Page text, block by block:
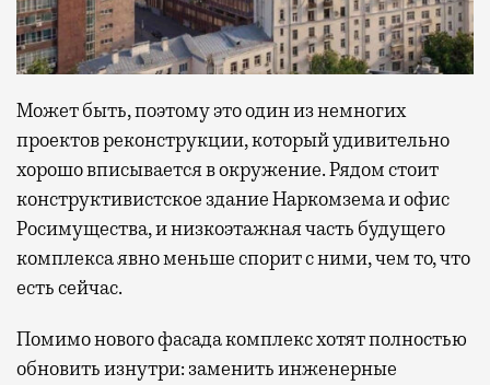
Может быть, поэтому это один из немногих
проектов реконструкции, который удивительно
хорошо вписывается в окружение. Рядом стоит
конструктивистское здание Наркомзема и офис
Росимущества, и низкоэтажная часть будущего
комплекса явно меньше спорит с ними, чем то, что
есть сейчас.
Помимо нового фасада комплекс хотят полностью
обновить изнутри: заменить инженерные